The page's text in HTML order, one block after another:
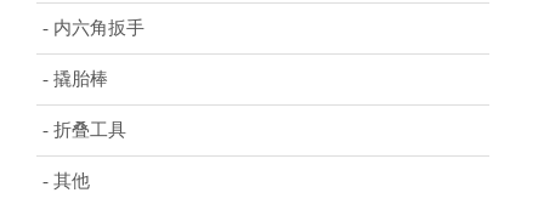
- 内六角扳手
- 撬胎棒
- 折叠工具
- 其他